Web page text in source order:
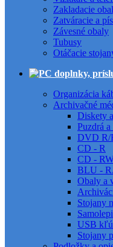
Zakladacie
Zatváracie a
Závesné obaly
Tubusy
Otáčacie
Organizácia
Archivačné
Diskety
Puzdrá
DVD R/
CD - R
CD -
BLU -
Obaly a
Stojany
USB
Stojany